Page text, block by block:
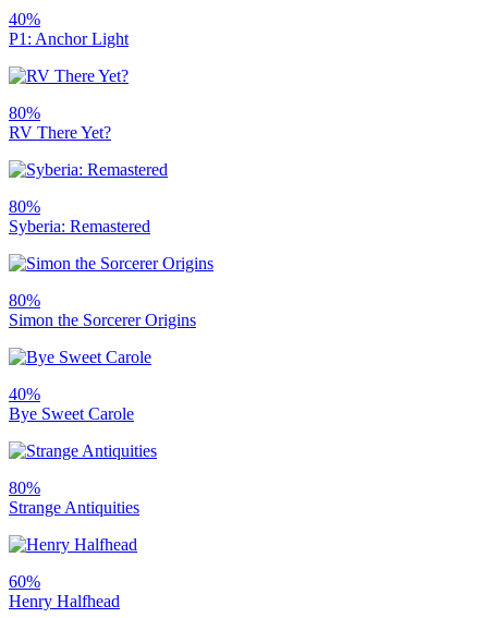
40%
P1: Anchor Light
80%
RV There Yet?
80%
Syberia: Remastered
80%
Simon the Sorcerer Origins
40%
Bye Sweet Carole
80%
Strange Antiquities
60%
Henry Halfhead